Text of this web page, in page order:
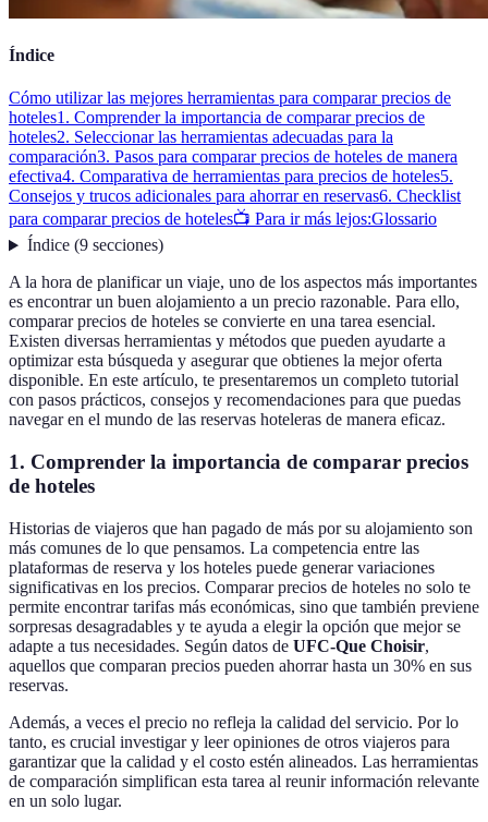
Índice
Cómo utilizar las mejores herramientas para comparar precios de
hoteles1. Comprender la importancia de comparar precios de
hoteles2. Seleccionar las herramientas adecuadas para la
comparación3. Pasos para comparar precios de hoteles de manera
efectiva4. Comparativa de herramientas para precios de hoteles5.
Consejos y trucos adicionales para ahorrar en reservas6. Checklist
para comparar precios de hoteles📺 Para ir más lejos:Glossario
Índice(9 secciones)
A la hora de planificar un viaje, uno de los aspectos más importantes
es encontrar un buen alojamiento a un precio razonable. Para ello,
comparar precios de hoteles se convierte en una tarea esencial.
Existen diversas herramientas y métodos que pueden ayudarte a
optimizar esta búsqueda y asegurar que obtienes la mejor oferta
disponible. En este artículo, te presentaremos un completo tutorial
con pasos prácticos, consejos y recomendaciones para que puedas
navegar en el mundo de las reservas hoteleras de manera eficaz.
1. Comprender la importancia de comparar precios
de hoteles
Historias de viajeros que han pagado de más por su alojamiento son
más comunes de lo que pensamos. La competencia entre las
plataformas de reserva y los hoteles puede generar variaciones
significativas en los precios. Comparar precios de hoteles no solo te
permite encontrar tarifas más económicas, sino que también previene
sorpresas desagradables y te ayuda a elegir la opción que mejor se
adapte a tus necesidades. Según datos de UFC-Que Choisir,
aquellos que comparan precios pueden ahorrar hasta un 30% en sus
reservas.
Además, a veces el precio no refleja la calidad del servicio. Por lo
tanto, es crucial investigar y leer opiniones de otros viajeros para
garantizar que la calidad y el costo estén alineados. Las herramientas
de comparación simplifican esta tarea al reunir información relevante
en un solo lugar.